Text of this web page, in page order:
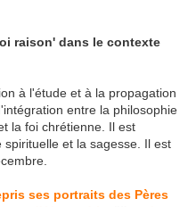
raison' dans le contexte
à l'étude et à la propagation
entre la philosophie
la foi chrétienne. Il est
et la sagesse. Il est
ses portraits des Pères